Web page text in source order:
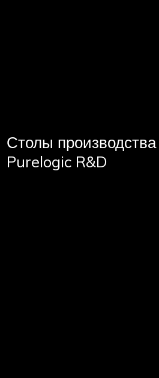
Столы производства
Purelogic R&D